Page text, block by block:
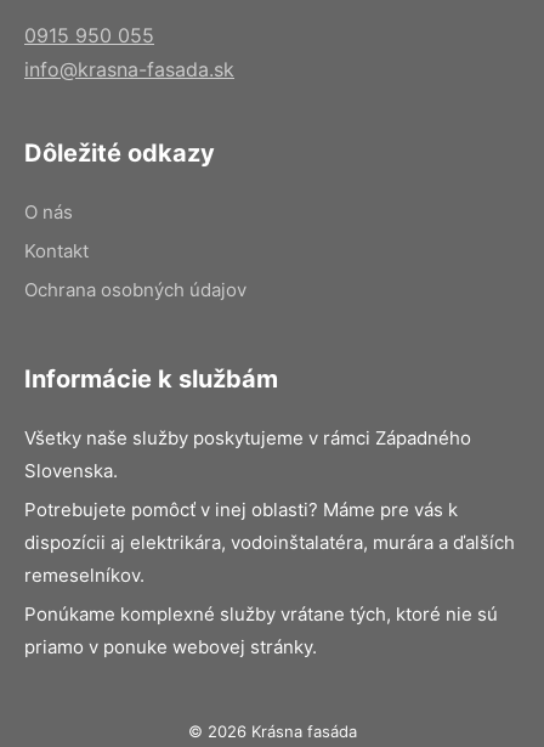
0915 950 055
info@krasna-fasada.sk
Dôležité odkazy
O nás
Kontakt
Ochrana osobných údajov
Informácie k službám
Všetky naše služby poskytujeme v rámci Západného
Slovenska.
Potrebujete pomôcť v inej oblasti? Máme pre vás k
dispozícii aj elektrikára, vodoinštalatéra, murára a ďalších
remeselníkov.
Ponúkame komplexné služby vrátane tých, ktoré nie sú
priamo v ponuke webovej stránky.
© 2026 Krásna fasáda